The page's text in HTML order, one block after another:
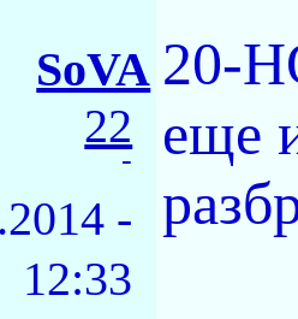
SoVA
22
-
-
12:33
20-
еще